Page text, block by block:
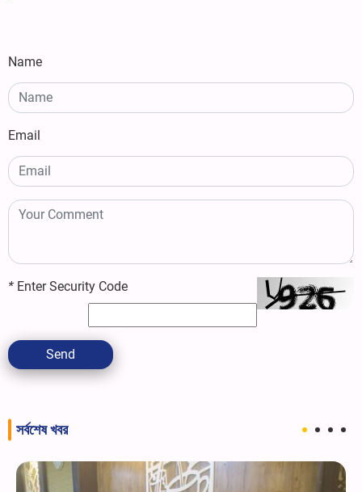
Name
Email
* Enter Security Code
Send
সর্বশেষ খবর